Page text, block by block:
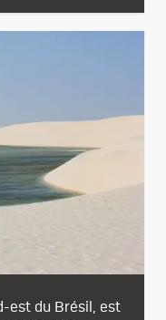
est du Brésil, est